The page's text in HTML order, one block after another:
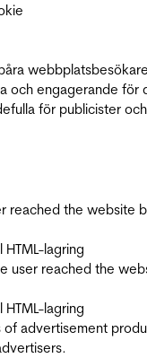
och engagerande för
för publicister och
reached the website
HTML-lagring
user reached the
HTML-lagring
of advertisement